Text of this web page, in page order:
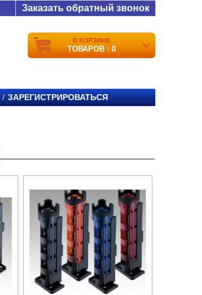
Заказать обратный звонок
В КОРЗИНЕ
ТОВАРОВ : 0
/ ЗАРЕГИСТРИРОВАТЬСЯ